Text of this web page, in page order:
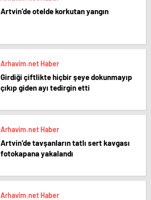
Artvin’de otelde korkutan yangın
Arhavim.net Haber
Girdiği çiftlikte hiçbir şeye dokunmayıp
çıkıp giden ayı tedirgin etti
Arhavim.net Haber
Artvin’de tavşanların tatlı sert kavgası
fotokapana yakalandı
Arhavim.net Haber